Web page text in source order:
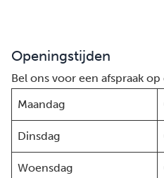
Openingstijden
Bel ons voor een afspraak
Maandag
Dinsdag
Woensdag